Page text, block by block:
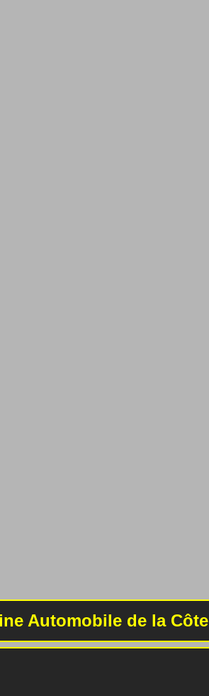
Automobile de la